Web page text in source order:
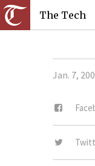
The Tech
Jan. 7,